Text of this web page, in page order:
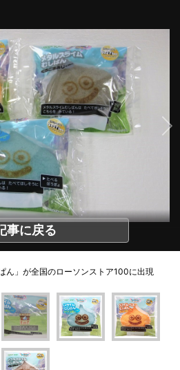
事に戻る
ん」が全国のローソンストア100に出現